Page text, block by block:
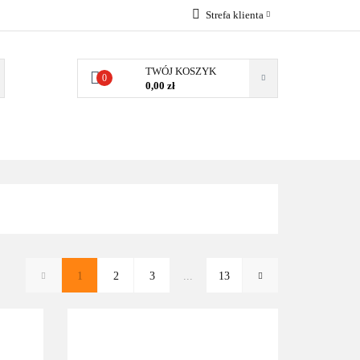
Strefa klienta
Załóż konto
Dodaj zgłoszenie
0
TWÓJ KOSZYK
0,00 zł
1 2 3 ... 13